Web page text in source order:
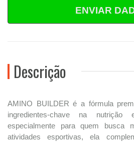
ENVIAR
Descrição
AMINO BUILDER é a fórmula
ingredientes-chave na nutrição
especialmente para quem busca
atividades esportivas, ela